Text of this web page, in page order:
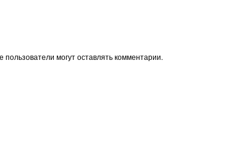
могут оставлять комментарии.